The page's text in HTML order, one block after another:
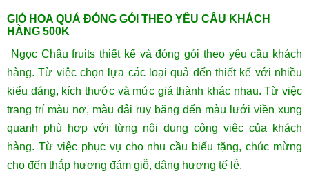
GIỎ HOA QUẢ ĐÓNG GÓI THEO YÊU CẦU KHÁCH
HÀNG 500K
Ngọc Châu fruits thiết kế và đóng gói theo yêu cầu khách
hàng. Từ việc chọn lựa các loại quả đến thiết kế với nhiều
kiểu dáng, kích thước và mức giá thành khác nhau. Từ việc
trang trí màu nơ, màu dải ruy băng đến màu lưới viền xung
quanh phù hợp với từng nội dung công việc của khách
hàng. Từ việc phục vụ cho nhu cầu biếu tặng, chúc mừng
cho đến thắp hương đám giỗ, dâng hương tế lễ.